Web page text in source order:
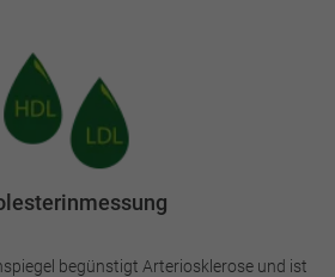
begünstigt Arteriosklerose und ist